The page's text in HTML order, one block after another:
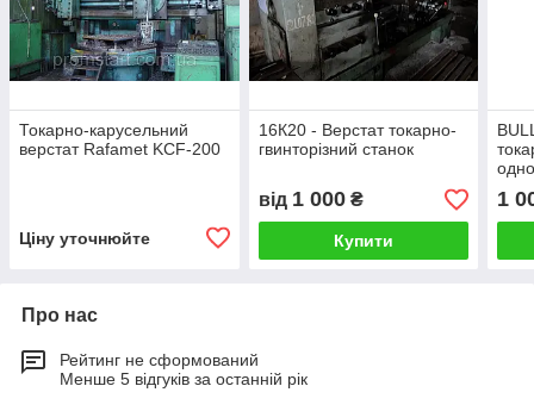
Токарно-карусельний
верстат Rafamet KCF-200
Ціну уточнюйте
16К20 - Верстат токарно-
гвинторізний станок
від 1 000₴
Купити
1
Про нас
Рейтинг не сформований
Менше 5 відгуків за останній рік